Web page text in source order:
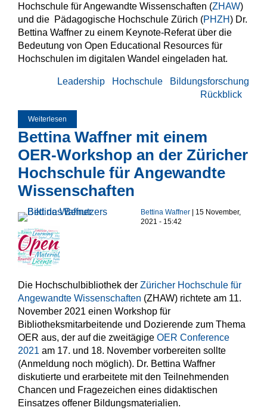
Hochschule für Angewandte Wissenschaften (ZHAW)
und die Pädagogische Hochschule Zürich (PHZH) Dr.
Bettina Waffner zu einem Keynote-Referat über die
Bedeutung von Open Educational Resources für
Hochschulen im digitalen Wandel eingeladen hat.
Bildungsforschung
Hochschule
Leadership
Rückblick
Weiterlesen
Bettina Waffner mit einem
OER-Workshop an der Züricher
Hochschule für Angewandte
Wissenschaften
Bettina Waffner | 15 November,
2021 - 15:42
Die Hochschulbibliothek der Züricher Hochschule für
Angewandte Wissenschaften (ZHAW) richtete am 11.
November 2021 einen Workshop für
Bibliotheksmitarbeitende und Dozierende zum Thema
OER aus, der auf die zweitägige OER Conference
2021 am 17. und 18. November vorbereiten sollte
(Anmeldung noch möglich). Dr. Bettina Waffner
diskutierte und erarbeitete mit den Teilnehmenden
Chancen und Fragezeichen eines didaktischen
Einsatzes offener Bildungsmaterialien.